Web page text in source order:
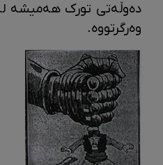
دەوڵەتی تورک هەمیشە
وەرگرتووە.